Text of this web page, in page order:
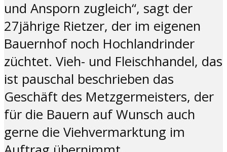
und Ansporn zugleich“, sagt der
27jährige Rietzer, der im eigenen
Bauernhof noch Hochlandrinder
züchtet. Vieh- und Fleischhandel, das
ist pauschal beschrieben das
Geschäft des Metzgermeisters, der
für die Bauern auf Wunsch auch
gerne die Viehvermarktung im